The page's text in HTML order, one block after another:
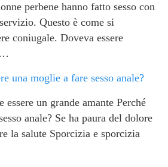
perbene hanno fatto sesso con
Questo è come si
coniugale. Doveva essere
una moglie a fare sesso anale?
essere un grande amante Perché
anale? Se ha paura del dolore
la salute Sporcizia e sporcizia